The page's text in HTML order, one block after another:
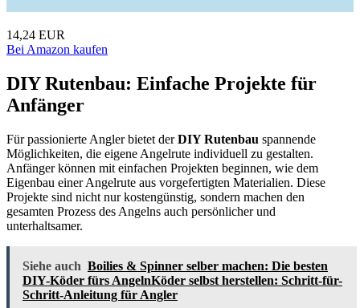
14,24 EUR
Bei Amazon kaufen
DIY Rutenbau: Einfache Projekte für
Anfänger
Für passionierte Angler bietet derDIY Rutenbau spannende
Möglichkeiten, die eigene Angelrute individuell zu gestalten.
Anfänger können mit einfachen Projekten beginnen, wie dem
Eigenbau einer Angelrute aus vorgefertigten Materialien. Diese
Projekte sind nicht nur kostengünstig, sondern machen den
gesamten Prozess des Angelns auch persönlicher und
unterhaltsamer.
Siehe auch Boilies & Spinner selber machen: Die besten
DIY-Köder fürs AngelnKöder selbst herstellen: Schritt-für-
Schritt-Anleitung für Angler